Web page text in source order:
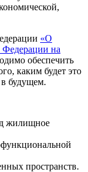
«О
Федерации на
обеспечить
каким будет это
будущем.
жилищное
пространств.